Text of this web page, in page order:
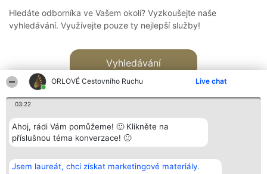
ORLOVÉ Cestovního Ruchu Live chat
03:22
Ahoj, rádi Vám pomůžeme! 🙂 Klikněte na
příslušnou téma konverzace! 🙂
Jsem laureát, chci získat marketingové materiály.
Hledáte odborníka ve Vašem okolí? Vyzkoušejte naše
vyhledávání. Využívejte pouze ty nejlepší služby!
Vyhledávání
Bright Side Solutions sp. z o.
o. sp. k.
Vítězové
Seznam všech
Kontakt